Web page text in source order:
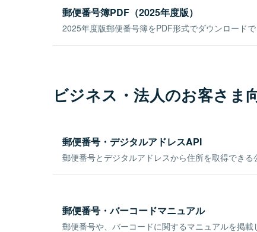
郵便番号簿PDF（2025年度版）
2025年度版郵便番号簿をPDF形式でダウンロードで
ビジネス・法人のお客さま
郵便番号・デジタルアドレスAPI
郵便番号とデジタルアドレスから住所を取得できる
郵便番号・バーコードマニュアル
郵便番号や、バーコードに関するマニュアルを掲載